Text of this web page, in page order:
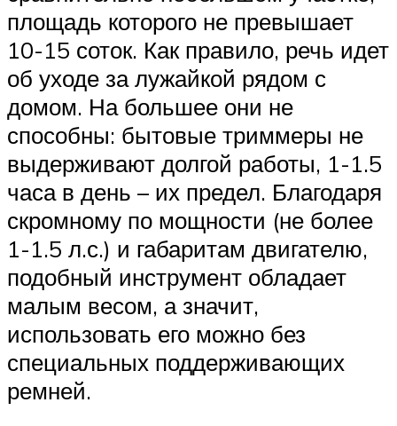
площадь которого не превышает
10-15 соток. Как правило, речь идет
об уходе за лужайкой рядом с
домом. На большее они не
способны: бытовые триммеры не
выдерживают долгой работы, 1-1.5
часа в день – их предел. Благодаря
скромному по мощности (не более
1-1.5 л.с.) и габаритам двигателю,
подобный инструмент обладает
малым весом, а значит,
использовать его можно без
специальных поддерживающих
ремней.